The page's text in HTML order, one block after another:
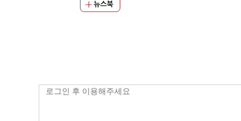
뉴스북